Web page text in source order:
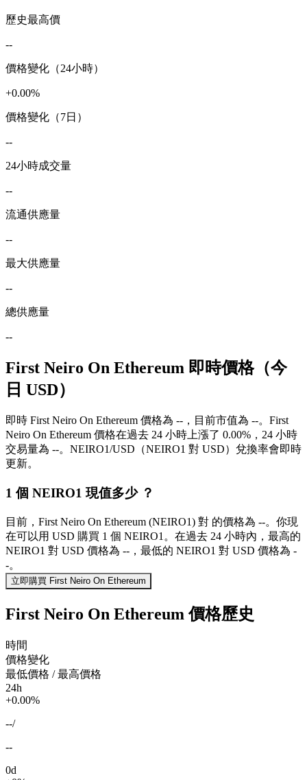
歷史最高價
--
價格變化（24小時）
+0.00%
價格變化（7日）
--
24小時成交量
--
流通供應量
--
最大供應量
--
總供應量
--
First Neiro On Ethereum 即時價格（今
日 USD）
即時 First Neiro On Ethereum 價格為 --，目前市值為 --。First
Neiro On Ethereum 價格在過去 24 小時上漲了 0.00%，24 小時
交易量為 --。NEIRO1/USD（NEIRO1 對 USD）兌換率會即時
更新。
1 個 NEIRO1 現值多少 ？
目前，First Neiro On Ethereum (NEIRO1) 對 的價格為 --。你現
在可以用 USD 購買 1 個 NEIRO1。在過去 24 小時內，最高的
NEIRO1 對 USD 價格為 --，最低的 NEIRO1 對 USD 價格為 -
-。
立即購買 First Neiro On Ethereum
First Neiro On Ethereum 價格歷史
時間
價格變化
最低價格 / 最高價格
24h
+0.00%
--/
--
0d